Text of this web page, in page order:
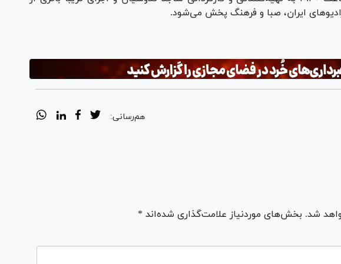
ایران، صبا و فرهنگ پخش می‌شود.
هم‌رسانی:
شد. بخش‌های موردنیاز علامت‌گذاری شده‌اند *